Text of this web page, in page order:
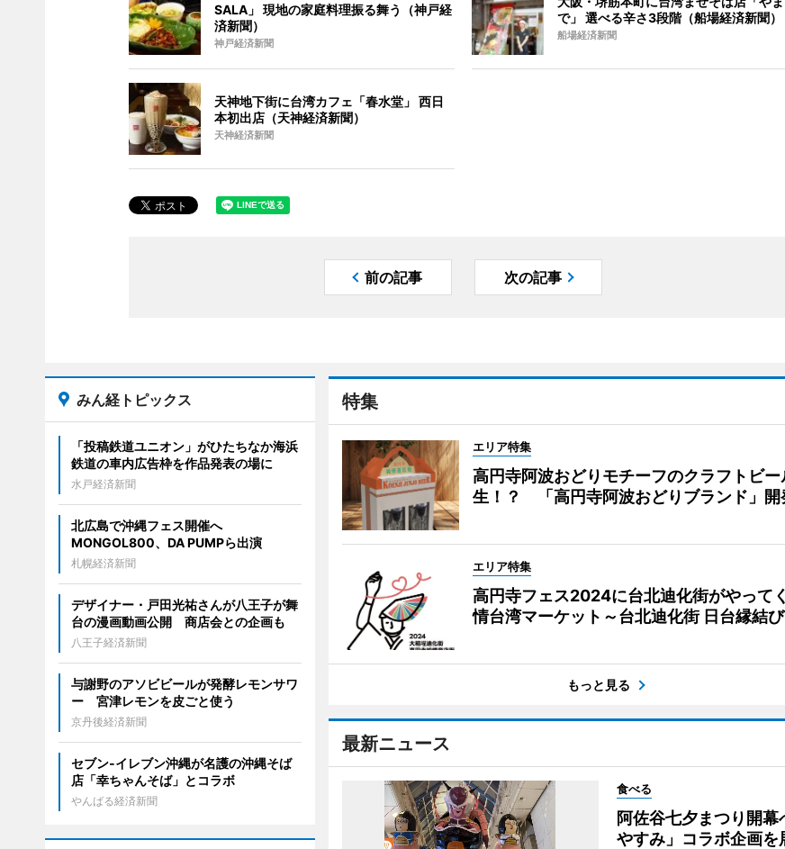
SALA」 現地の家庭料理振る舞う（神戸経
済新聞）
神戸経済新聞
で」 選べる辛さ3段階（船場経済新聞）
船場経済新聞
天神地下街に台湾カフェ「春水堂」 西日
本初出店（天神経済新聞）
天神経済新聞
前の記事 次の記事
特集
エリア特集
高円寺阿波おどりモチーフのクラフトビー
生！？ 「高円寺阿波おどりブランド」開
エリア特集
高円寺フェス2024に台北迪化街がやって
情台湾マーケット～台北迪化街 日台縁結び
もっと見る
最新ニュース
食べる
阿佐谷七夕まつり開
やすみ」コラボ企画を
みん経トピックス
「投稿鉄道ユニオン」がひたちなか海浜
鉄道の車内広告枠を作品発表の場に
水戸経済新聞
北広島で沖縄フェス開催へ
MONGOL800、DA PUMPら出演
札幌経済新聞
デザイナー・戸田光祐さんが八王子が舞
台の漫画動画公開 商店会との企画も
八王子経済新聞
与謝野のアソビビールが発酵レモンサワ
ー 宮津レモンを皮ごと使う
京丹後経済新聞
セブン‐イレブン沖縄が名護の沖縄そば
店「幸ちゃんそば」とコラボ
やんばる経済新聞